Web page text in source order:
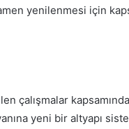
yenilenmesi için
çalışmalar
yeni bir altyapı